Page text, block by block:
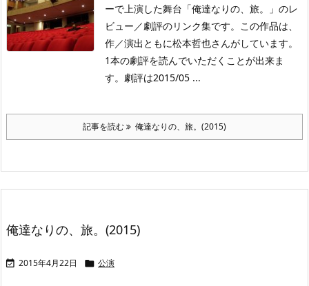
ーで上演した舞台「俺達なりの、旅。」のレ
ビュー／劇評のリンク集です。この作品は、
作／演出ともに松本哲也さんがしています。
1本の劇評を読んでいただくことが出来ま
す。劇評は2015/05 ...
記事を読む 俺達なりの、旅。(2015)
俺達なりの、旅。(2015)
 2015年4月22日  公演